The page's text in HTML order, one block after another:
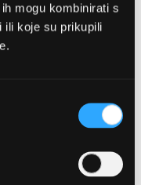
mogu kombinirati s
ili koje su prikupili
1